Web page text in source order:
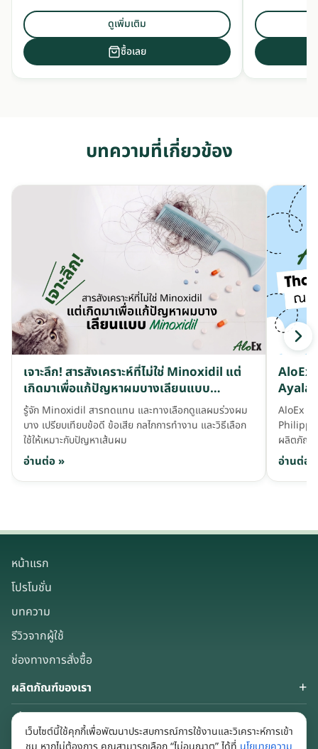
ดูเพิ่มเติม
ซื้อเลย
บทความที่เกี่ยวข้อง
เจาะลึก! สารสังเคราะห์ที่ไม่ใช่ Minoxidil แต่
เกิดมาเพื่อแก้ปัญหาผมบางเลียนแบบ
Minoxidil
รู้จัก Minoxidil สารทดแทน และทางเลือกดูแลผมร่วงผม
บาง เปรียบเทียบข้อดี ข้อเสีย กลไกการทำงาน และวิธีเลือก
ใช้ให้เหมาะกับปัญหาเส้นผม
อ่านต่อ »
AloEx
Ayala
AloEx ร่
ผลิตภัณฑ์
อ่านต่อ
หน้าแรก
โปรโมชั่น
บทความ
รีวิวจากผู้ใช้
ช่องทางการสั่งซื้อ
ผลิตภัณฑ์ของเรา
เกี่ยวกับเรา
Keep in touch
เว็บไซต์นี้ใช้คุกกี้เพื่อพัฒนาประสบการณ์การใช้งานและวิเคราะห์การเข้า